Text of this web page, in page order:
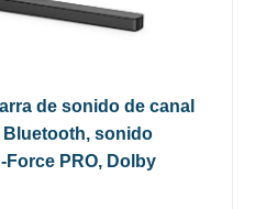
de sonido de canal
sonido
PRO, Dolby